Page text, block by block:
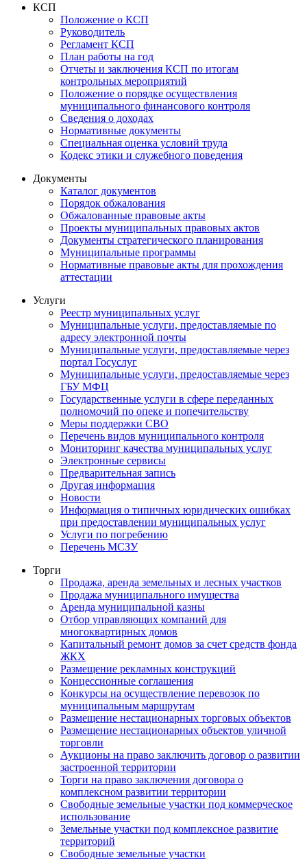
КСП
Положение о КСП
Руководитель
Регламент КСП
План работы на год
Отчеты и заключения КСП по итогам
контрольных мероприятий
Положение о порядке осуществления
муниципального финансового контроля
Сведения о доходах
Нормативные документы
Специальная оценка условий труда
Кодекс этики и служебного поведения
Документы
Каталог документов
Порядок обжалования
Обжалованные правовые акты
Проекты муниципальных правовых актов
Документы стратегического планирования
Муниципальные программы
Нормативные правовые акты для прохождения
аттестации
Услуги
Реестр муниципальных услуг
Муниципальные услуги, предоставляемые по
адресу электронной почты
Муниципальные услуги, предоставляемые через
портал Госуслуг
Муниципальные услуги, предоставляемые через
ГБУ МФЦ
Государственные услуги в сфере переданных
полномочий по опеке и попечительству
Меры поддержки СВО
Перечень видов муниципального контроля
Мониторинг качества муниципальных услуг
Электронные сервисы
Предварительная запись
Другая информация
Новости
Информация о типичных юридических ошибках
при предоставлении муниципальных услуг
Услуги по погребению
Перечень МСЗУ
Торги
Продажа, аренда земельных и лесных участков
Продажа муниципального имущества
Аренда муниципальной казны
Отбор управляющих компаний для
многоквартирных домов
Капитальный ремонт домов за счет средств фонда
ЖКХ
Размещение рекламных конструкций
Концессионные соглашения
Конкурсы на осуществление перевозок по
муниципальным маршрутам
Размещение нестационарных торговых объектов
Размещение нестационарных объектов уличной
торговли
Аукционы на право заключить договор о развитии
застроенной территории
Торги на право заключения договора о
комплексном развитии территории
Свободные земельные участки под коммерческое
использование
Земельные участки под комплексное развитие
территорий
Свободные земельные участки